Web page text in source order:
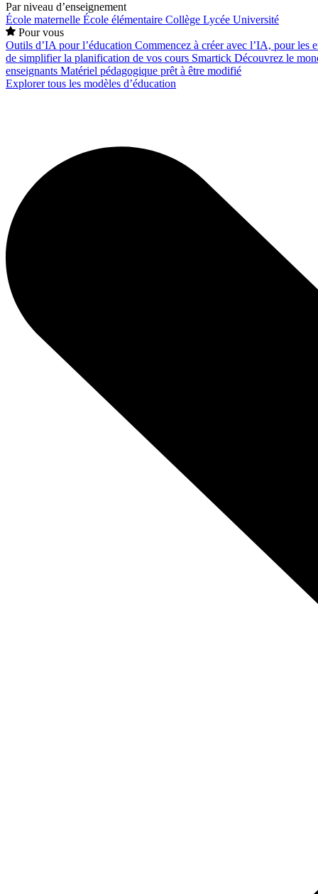
Par niveau d’enseignement
École maternelle École élémentaire Collège Lycée Université
Pour vous
Outils d’IA pour l’éducation Commencez à créer avec l’IA, pour les
de simplifier la planification de vos cours Smartick Découvrez le
enseignants Matériel pédagogique prêt à être modifié
Explorer tous les modèles d’éducation